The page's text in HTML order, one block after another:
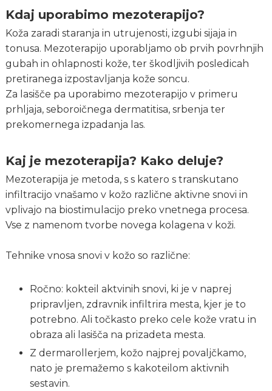
Kdaj uporabimo mezoterapijo?
Koža zaradi staranja in utrujenosti, izgubi sijaja in
tonusa. Mezoterapijo uporabljamo ob prvih povrhnjih
gubah in ohlapnosti kože, ter škodljivih posledicah
pretiranega izpostavljanja kože soncu.
Za lasišče pa uporabimo mezoterapijo v primeru
prhljaja, seboroičnega dermatitisa, srbenja ter
prekomernega izpadanja las.
Kaj je mezoterapija? Kako deluje?
Mezoterapija je metoda, s s katero s transkutano
infiltracijo vnašamo v kožo različne aktivne snovi in
vplivajo na biostimulacijo preko vnetnega procesa.
Vse z namenom tvorbe novega kolagena v koži.
Tehnike vnosa snovi v kožo so različne:
Ročno: kokteil aktvinih snovi, ki je v naprej
pripravljen, zdravnik infiltrira mesta, kjer je to
potrebno. Ali točkasto preko cele kože vratu in
obraza ali lasišča na prizadeta mesta.
Z dermarollerjem, kožo najprej povaljčkamo,
nato je premažemo s kakoteilom aktivnih
sestavin.